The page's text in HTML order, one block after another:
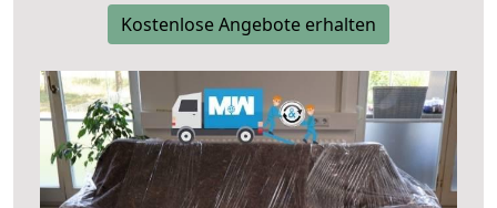
Kostenlose Angebote erhalten